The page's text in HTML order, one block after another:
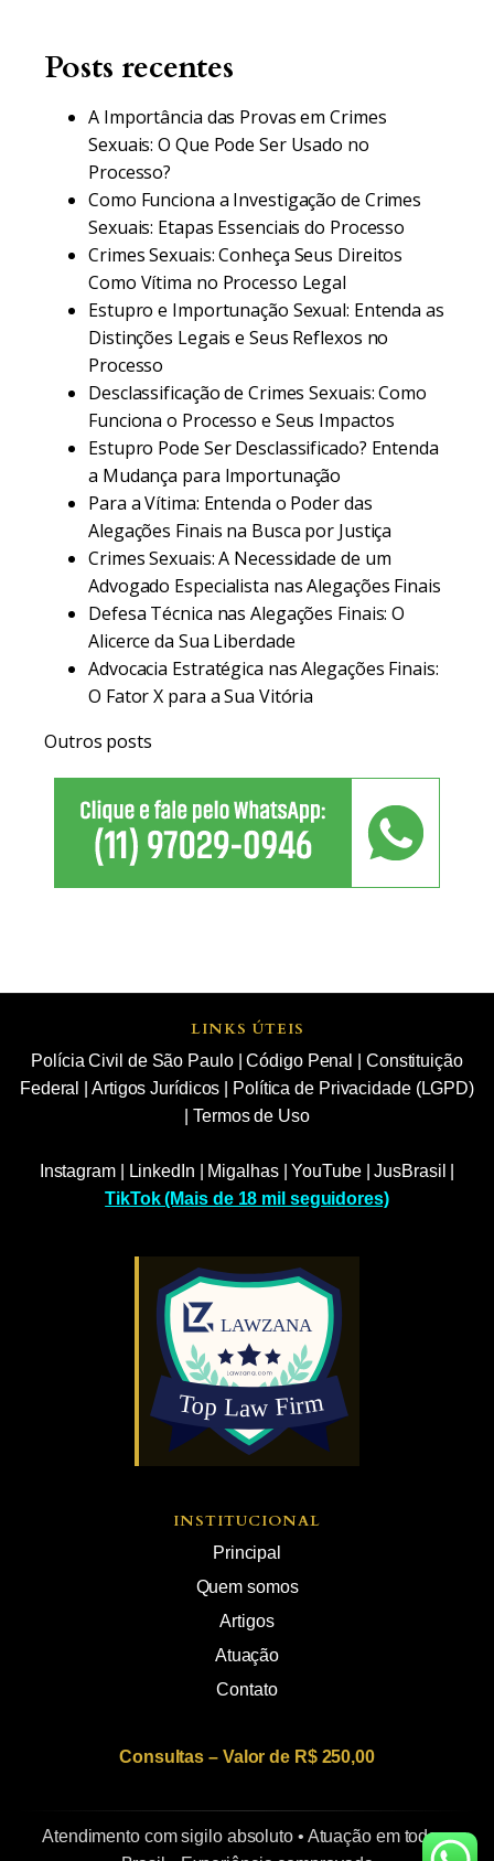
Posts recentes
A Importância das Provas em Crimes
Sexuais: O Que Pode Ser Usado no
Processo?
Como Funciona a Investigação de Crimes
Sexuais: Etapas Essenciais do Processo
Crimes Sexuais: Conheça Seus Direitos
Como Vítima no Processo Legal
Estupro e Importunação Sexual: Entenda as
Distinções Legais e Seus Reflexos no
Processo
Desclassificação de Crimes Sexuais: Como
Funciona o Processo e Seus Impactos
Estupro Pode Ser Desclassificado? Entenda
a Mudança para Importunação
Para a Vítima: Entenda o Poder das
Alegações Finais na Busca por Justiça
Crimes Sexuais: A Necessidade de um
Advogado Especialista nas Alegações Finais
Defesa Técnica nas Alegações Finais: O
Alicerce da Sua Liberdade
Advocacia Estratégica nas Alegações Finais:
O Fator X para a Sua Vitória
Outros posts
LINKS ÚTEIS
Polícia Civil de São Paulo|Código Penal
Constituição
Federal
Artigos Jurídicos
Política de Privacidade (LGPD)
|Termos de Uso
Instagram| LinkedIn Migalhas|YouTube|JusBrasil
TikTok (Mais de 18 mil seguidores)
INSTITUCIONAL
Principal
Quem somos
Artigos
Atuação
Contato
Consultas – Valor de R$ 250,00
Atendimento com sigilo absoluto • Atuação em todo o